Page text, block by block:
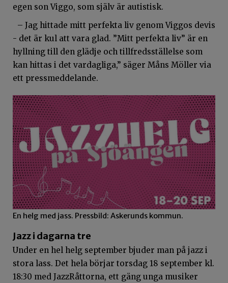
egen son Viggo, som själv är autistisk.
– Jag hittade mitt perfekta liv genom Viggos devis
- det är kul att vara glad. ”Mitt perfekta liv” är en
hyllning till den glädje och tillfredsställelse som
kan hittas i det vardagliga,” säger Måns Möller via
ett pressmeddelande.
En helg med jass. Pressbild: Askerunds kommun.
Jazz i dagarna tre
Under en hel helg september bjuder man på jazz i
stora lass. Det hela börjar torsdag 18 september kl.
18:30 med JazzRåttorna, ett gäng unga musiker